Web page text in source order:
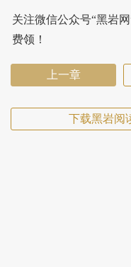
关注微信公众号“黑岩
费领！
上一章
下载黑岩阅